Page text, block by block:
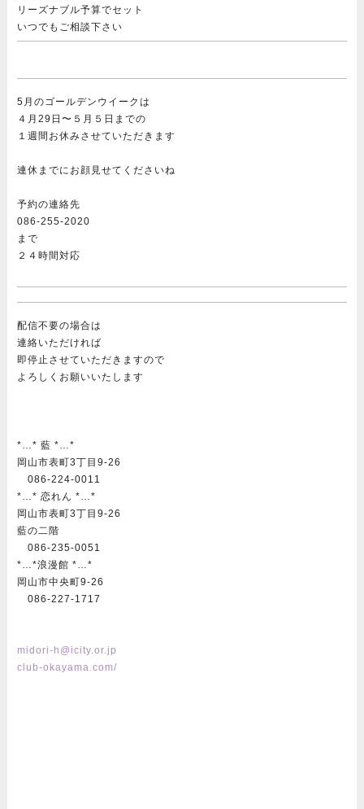
リーズナブル予算でセット
いつでもご相談下さい
5月のゴールデンウイークは
４月29日〜５月５日までの
１週間お休みさせていただきます
連休までにお顔見せてくださいね
予約の連絡先
086-255-2020
まで
２４時間対応
配信不要の場合は
連絡いただければ
即停止させていただきますので
よろしくお願いいたします
*…* 藍 *…*
岡山市表町3丁目9-26
086-224-0011
*…* 恋れん *…*
岡山市表町3丁目9-26
藍の二階
086-235-0051
*…*浪漫館 *…*
岡山市中央町9-26
086-227-1717
midori-h@icity.or.jp
club-okayama.com/